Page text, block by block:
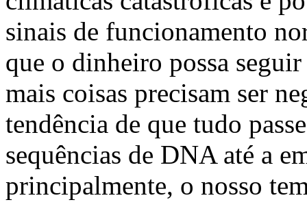
sinais de funcionamento
que o dinheiro possa
mais coisas precisam ser
tendência de que tudo
sequências de DNA até a
principalmente, o nosso